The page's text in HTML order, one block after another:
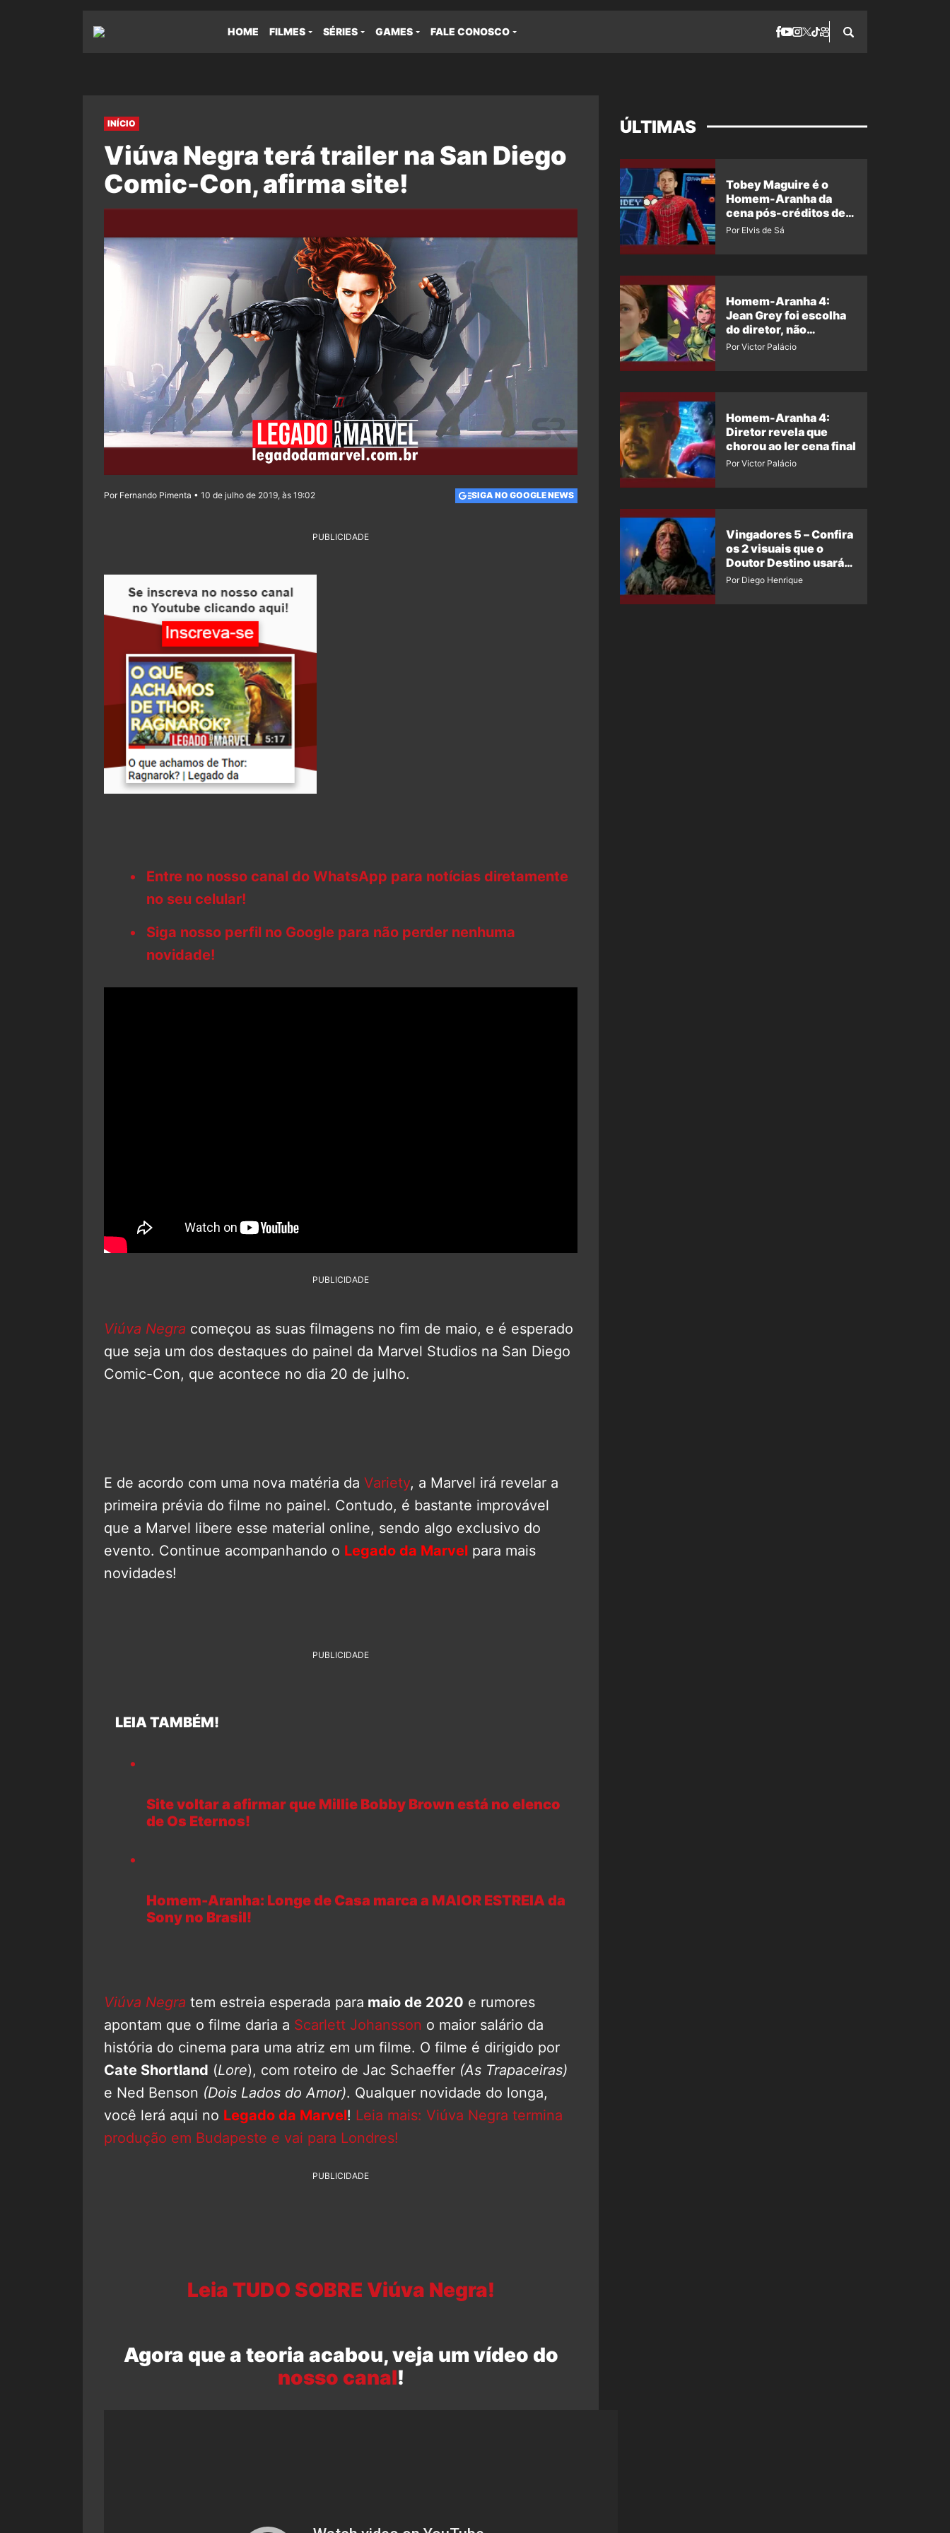
HOME FILMES SÉRIES GAMES FALE CONOSCO
INÍCIO
Viúva Negra terá trailer na San Diego
Comic-Con, afirma site!
Por Fernando Pimenta • 10 de julho de 2019, às 19:02 SIGA NO GOOGLE NEWS
PUBLICIDADE
Entre no nosso canal do WhatsApp para notícias diretamente
no seu celular!
Siga nosso perfil no Google para não perder nenhuma
novidade!
PUBLICIDADE
Viúva Negra começou as suas filmagens no fim de maio, e é esperado
que seja um dos destaques do painel da Marvel Studios na San Diego
Comic-Con, que acontece no dia 20 de julho.
E de acordo com uma nova matéria da Variety, a Marvel irá revelar a
primeira prévia do filme no painel. Contudo, é bastante improvável
que a Marvel libere esse material online, sendo algo exclusivo do
evento. Continue acompanhando o Legado da Marvel para mais
novidades!
PUBLICIDADE
LEIA TAMBÉM!
Site voltar a afirmar que Millie Bobby Brown está no elenco
de Os Eternos!
Homem-Aranha: Longe de Casa marca a MAIOR ESTREIA da
Sony no Brasil!
Viúva Negra tem estreia esperada para maio de 2020 e rumores
apontam que o filme daria a Scarlett Johansson o maior salário da
história do cinema para uma atriz em um filme. O filme é dirigido por
Cate Shortland (Lore), com roteiro de Jac Schaeffer (As Trapaceiras)
e Ned Benson (Dois Lados do Amor). Qualquer novidade do longa,
você lerá aqui no Legado da Marvel! Leia mais: Viúva Negra termina
produção em Budapeste e vai para Londres!
PUBLICIDADE
Leia TUDO SOBRE Viúva Negra!
Agora que a teoria acabou, veja um vídeo do
nosso canal!
ÚLTIMAS
Tobey Maguire é o
Homem-Aranha da
cena pós-créditos de
Um Novo Dia?
Por Elvis de Sá
Homem-Aranha 4:
Jean Grey foi escolha
do diretor, não
imposição da Marvel
Por Victor Palácio
Homem-Aranha 4:
Diretor revela que
chorou ao ler cena final
Por Victor Palácio
Vingadores 5 – Confira
os 2 visuais que o
Doutor Destino usará
no filme
Por Diego Henrique